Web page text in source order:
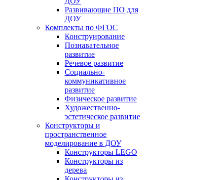
Развивающие ПО для
ДОУ
Комплекты по ФГОС
Конструирование
Познавательное
развитие
Речевое развитие
Социально-
коммуникативное
развитие
Физическое развитие
Художественно-
эстетическое развитие
Конструкторы и
пространственное
моделирование в ДОУ
Конструкторы LEGO
Конструкторы из
дерева